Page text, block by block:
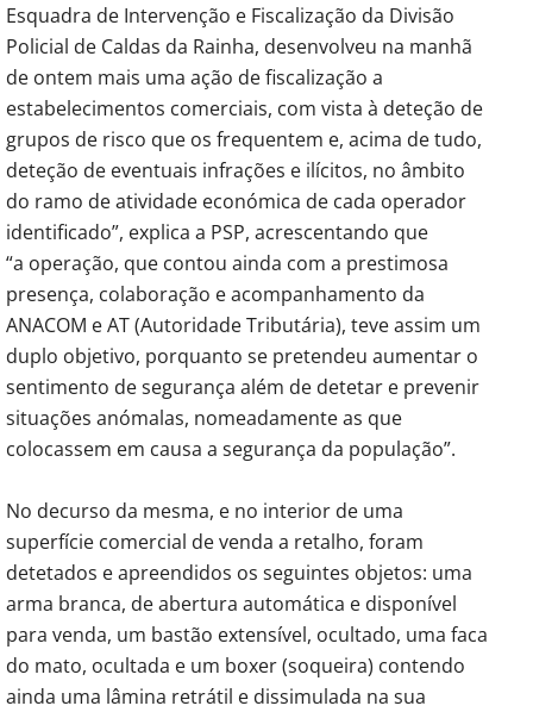
Esquadra de Intervenção e Fiscalização da Divisão
Policial de Caldas da Rainha, desenvolveu na manhã
de ontem mais uma ação de fiscalização a
estabelecimentos comerciais, com vista à deteção de
grupos de risco que os frequentem e, acima de tudo,
deteção de eventuais infrações e ilícitos, no âmbito
do ramo de atividade económica de cada operador
identificado”, explica a PSP, acrescentando que
“a operação, que contou ainda com a prestimosa
presença, colaboração e acompanhamento da
ANACOM e AT (Autoridade Tributária), teve assim um
duplo objetivo, porquanto se pretendeu aumentar o
sentimento de segurança além de detetar e prevenir
situações anómalas, nomeadamente as que
colocassem em causa a segurança da população”.
No decurso da mesma, e no interior de uma
superfície comercial de venda a retalho, foram
detetados e apreendidos os seguintes objetos: uma
arma branca, de abertura automática e disponível
para venda, um bastão extensível, ocultado, uma faca
do mato, ocultada e um boxer (soqueira) contendo
ainda uma lâmina retrátil e dissimulada na sua